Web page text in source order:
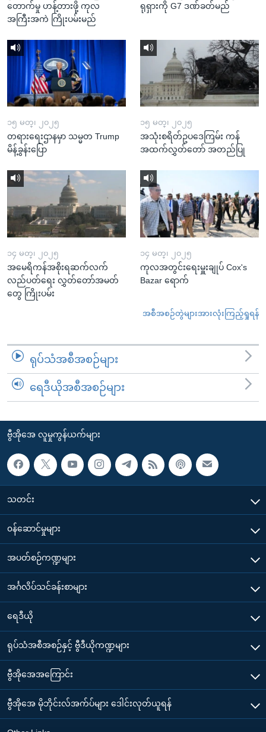
တောက်မှု ဟန့်တားဖို့ ကုလ
အကြီးအကဲ ကြိုးပမ်းမည်
ရုရှားကို G7 ဒဏ်ခတ်မည်
၁၅ မတ္၊ ၂၀၂၅
တရားရေးဌာနမှာ သမ္မတ Trump
မိန့်ခွန်းပြော
၁၅ မတ္၊ ၂၀၂၅
အသုံးစရိတ်ဥပဒေကြမ်း ကန်
အထက်လွှတ်တော် အတည်ပြု
၁၄ မတ္၊ ၂၀၂၅
အမေရိကန်အစိုးရဆက်လက်
လည်ပတ်ရေး လွှတ်တော်အမတ်
တွေ ကြိုးပမ်း
၁၄ မတ္၊ ၂၀၂၅
ကုလအတွင်းရေးမှူးချုပ် Cox's
Bazar ရောက်
အစီအစဉ်တွဲများအားလုံးကြည့်ရှုရန်
ရုပ်သံအစီအစဉ်များ
ရေဒီယိုအစီအစဉ်များ
ဗွီအိုအေ လူမှုကွန်ယက်များ
သတင်း
၀န်ဆောင်မှုများ
အပတ်စဉ်ကဏ္ဍများ
အင်္ဂလိပ်သင်ခန်းစာများ
ရေဒီယို
ရုပ်သံအစီအစဉ်နှင့် ဗွီဒီယိုကဏ္ဍများ
ဗွီအိုအေအကြောင်း
ဗွီအိုအေ မိုဘိုင်းလ်အက်ပ်များ ဒေါင်းလုတ်ယူရန်